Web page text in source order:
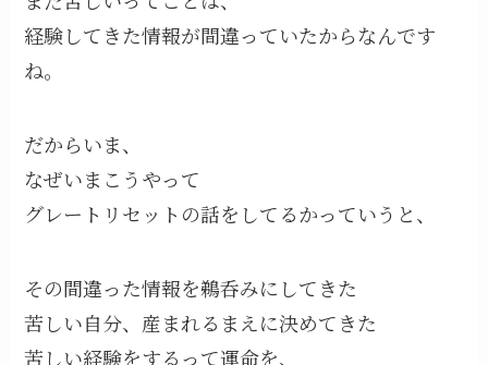
経験してきた情報が間違っていたからなんです
ね。
だからいま、
なぜいまこうやって
グレートリセットの話をしてるかっていうと、
その間違った情報を鵜呑みにしてきた
苦しい自分、産まれるまえに決めてきた
苦しい経験をするって運命を、